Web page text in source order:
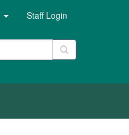
Staff Login